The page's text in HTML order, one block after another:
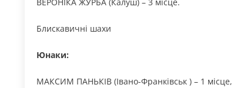
Блискавичні шахи
Юнаки:
МАКСИМ ПАНЬКІВ (Івано-Франківськ ) – 1 місце,